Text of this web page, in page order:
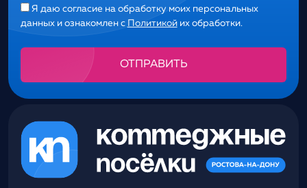
Я даю согласие на обработку моих персональных
данных и ознакомлен с Политикойих обработки.